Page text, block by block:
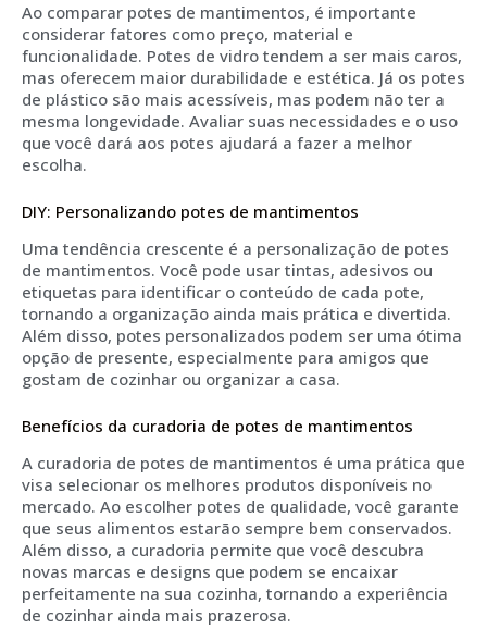
Ao comparar potes de mantimentos, é importante
considerar fatores como preço, material e
funcionalidade. Potes de vidro tendem a ser mais caros,
mas oferecem maior durabilidade e estética. Já os potes
de plástico são mais acessíveis, mas podem não ter a
mesma longevidade. Avaliar suas necessidades e o uso
que você dará aos potes ajudará a fazer a melhor
escolha.
DIY: Personalizando potes de mantimentos
Uma tendência crescente é a personalização de potes
de mantimentos. Você pode usar tintas, adesivos ou
etiquetas para identificar o conteúdo de cada pote,
tornando a organização ainda mais prática e divertida.
Além disso, potes personalizados podem ser uma ótima
opção de presente, especialmente para amigos que
gostam de cozinhar ou organizar a casa.
Benefícios da curadoria de potes de mantimentos
A curadoria de potes de mantimentos é uma prática que
visa selecionar os melhores produtos disponíveis no
mercado. Ao escolher potes de qualidade, você garante
que seus alimentos estarão sempre bem conservados.
Além disso, a curadoria permite que você descubra
novas marcas e designs que podem se encaixar
perfeitamente na sua cozinha, tornando a experiência
de cozinhar ainda mais prazerosa.